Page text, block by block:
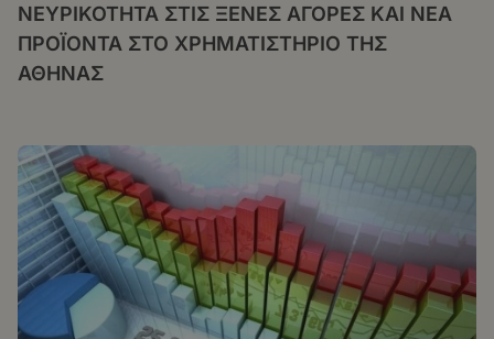
ΝΕΥΡΙΚΟΤΗΤΑ ΣΤΙΣ ΞΕΝΕΣ ΑΓΟΡΕΣ ΚΑΙ ΝΕΑ
ΠΡΟΪΟΝΤΑ ΣΤΟ ΧΡΗΜΑΤΙΣΤΗΡΙΟ ΤΗΣ
ΑΘΗΝΑΣ